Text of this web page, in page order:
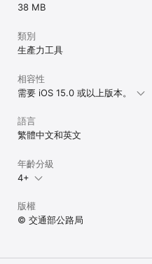
38 MB
類別
生產力工具
相容性
需要 iOS 15.0 或以上版本。
語言
繁體中文和英文
年齡分級
4+
版權
© 交通部公路局